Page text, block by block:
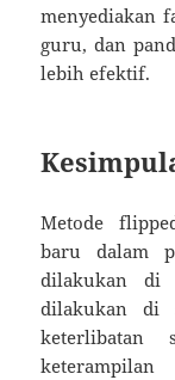
menyediakan
guru, dan
lebih efektif.
Metode
baru dalam
dilakukan di
dilakukan di
keterlibatan